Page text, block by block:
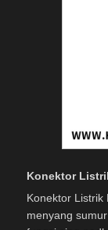
Konektor
Konektor Listrik
menyang